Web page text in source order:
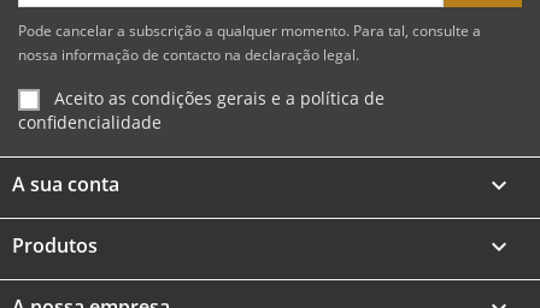
Pode cancelar a subscrição a qualquer momento. Para tal, consulte a
nossa informação de contacto na declaração legal.
Aceito as condições gerais e a política de
confidencialidade
A sua conta 
Produtos 